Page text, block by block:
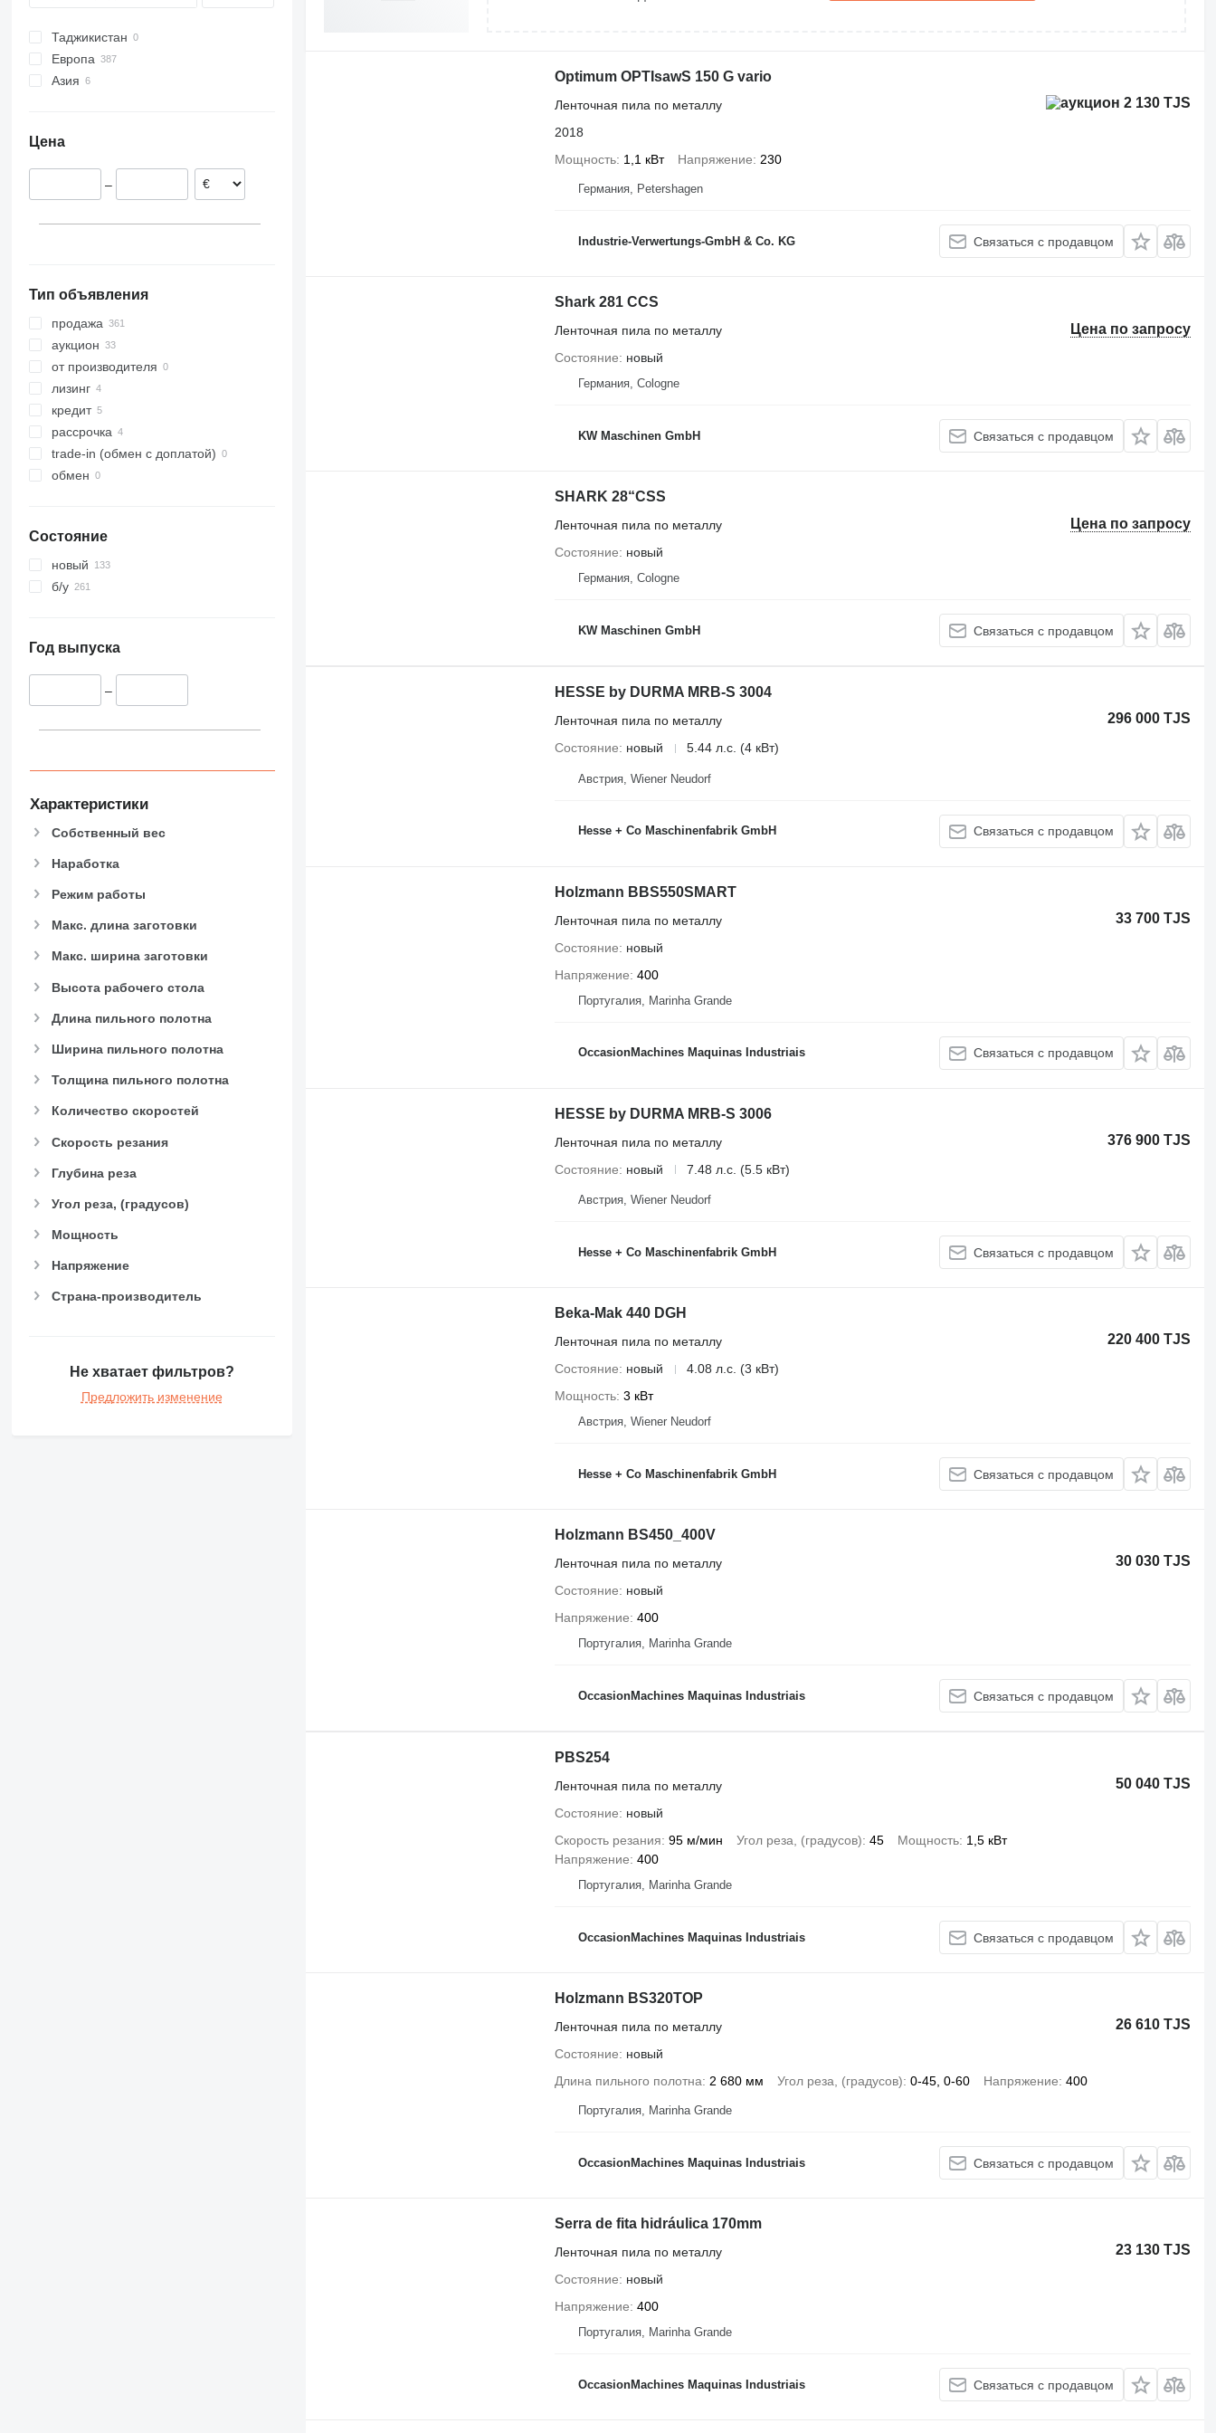
Таджикистан
Европа
Нидерланды
Швейцария
Азия
Цена
–
Тип объявления
продажа
аукцион
от производителя
лизинг
кредит
рассрочка
trade-in (обмен с доплатой)
обмен
Состояние
новый
б/у
Год выпуска
–
Характеристики
Собственный вес
Наработка
Режим работы
Макс. длина заготовки
Макс. ширина заготовки
Высота рабочего стола
Длина пильного полотна
Ширина пильного полотна
Толщина пильного полотна
Количество скоростей
Скорость резания
Глубина реза
Угол реза, (градусов)
Мощность
Напряжение
Страна-производитель
Не хватает фильтров?
Предложить изменение
Optimum OPTIsawS 150 G vario
2 130 TJS
Ленточная пила по металлу
2018
Мощность 1,1 кВт Напряжение 230
Германия, Petershagen
Industrie-Verwertungs-GmbH & Co. KG Связаться с продавцом
Shark 281 CCS
Цена по запросу
Ленточная пила по металлу
Состояние
новый
Германия, Cologne
KW Maschinen GmbH Связаться с продавцом
SHARK 28“CSS
Цена по запросу
Ленточная пила по металлу
Состояние
новый
Германия, Cologne
KW Maschinen GmbH Связаться с продавцом
HESSE by DURMA MRB-S 3004
296 000 TJS
Ленточная пила по металлу
Состояние
новый 5.44 л.с. (4 кВт)
Австрия, Wiener Neudorf
Hesse + Co Maschinenfabrik GmbH Связаться с продавцом
Holzmann BBS550SMART
33 700 TJS
Ленточная пила по металлу
Состояние
новый
Напряжение 400
Португалия, Marinha Grande
OccasionMachines Maquinas Industriais Связаться с продавцом
HESSE by DURMA MRB-S 3006
376 900 TJS
Ленточная пила по металлу
Состояние
новый 7.48 л.с. (5.5 кВт)
Австрия, Wiener Neudorf
Hesse + Co Maschinenfabrik GmbH Связаться с продавцом
Beka-Mak 440 DGH
220 400 TJS
Ленточная пила по металлу
Состояние
новый
4.08 л.с. (3 кВт)
Мощность 3 кВт
Австрия, Wiener Neudorf
Hesse + Co Maschinenfabrik GmbH Связаться с продавцом
Holzmann BS450_400V
30 030 TJS
Ленточная пила по металлу
Состояние
новый
Напряжение 400
Португалия, Marinha Grande
OccasionMachines Maquinas Industriais Связаться с продавцом
PBS254
50 040 TJS
Ленточная пила по металлу
Состояние
новый
Скорость резания 95 м/мин Угол реза, (градусов) 45 Мощность 1,5 кВт
Напряжение 400
Португалия, Marinha Grande
OccasionMachines Maquinas Industriais Связаться с продавцом
Holzmann BS320TOP
26 610 TJS
Ленточная пила по металлу
Состояние
новый
Длина пильного полотна
2 680 мм Угол реза, (градусов) 0-45, 0-60 Напряжение 400
Португалия, Marinha Grande
OccasionMachines Maquinas Industriais Связаться с продавцом
Serra de fita hidráulica 170mm
23 130 TJS
Ленточная пила по металлу
Состояние
новый
Напряжение 400
Португалия, Marinha Grande
OccasionMachines Maquinas Industriais Связаться с продавцом